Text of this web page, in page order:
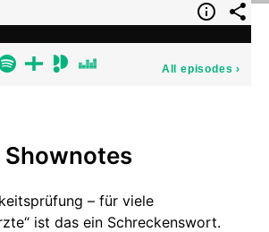
All episodes ›
Shownotes
– für viele
ist das ein Schreckenswort.